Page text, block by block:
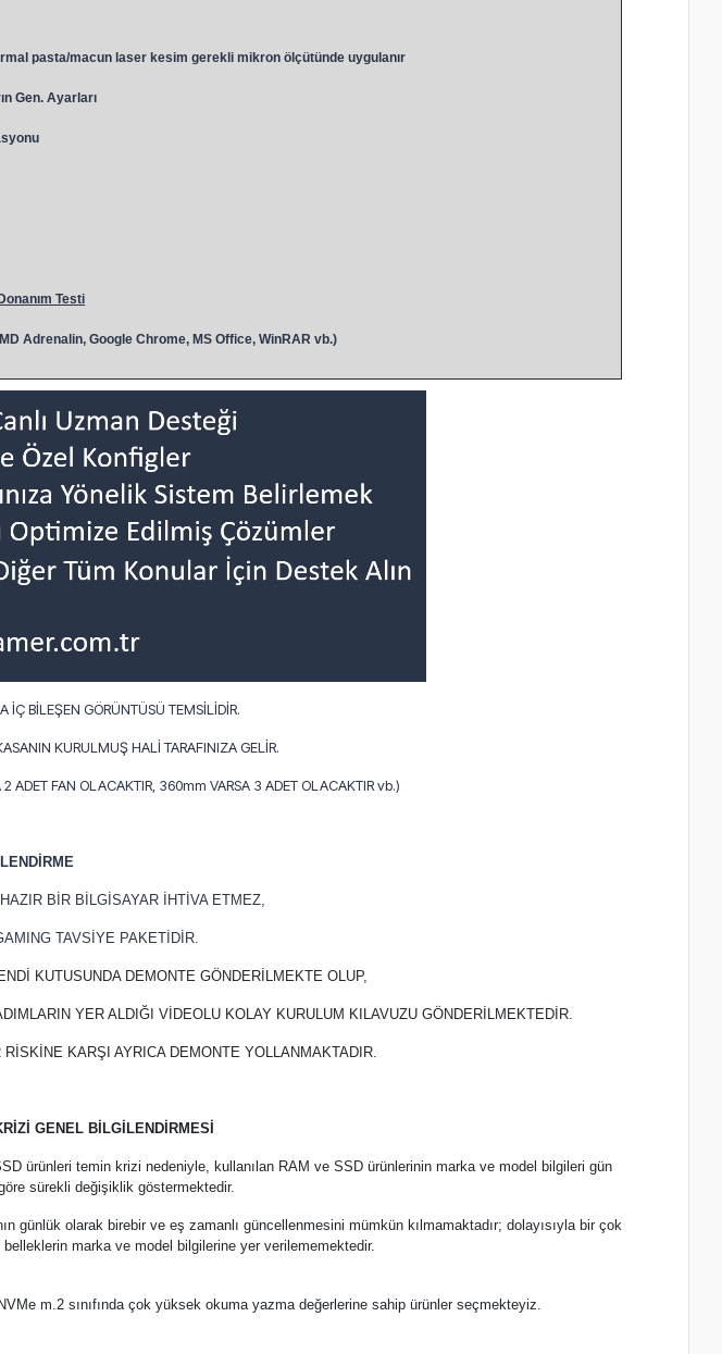
pasta/macun laser kesim gerekli mikron ölçütünde uygulanır
Gen. Ayarları
Testi
Adrenalin, Google Chrome, MS Office, WinRAR vb.)
İÇ BİLEŞEN GÖRÜNTÜSÜ TEMSİLİDİR.
KURULMUŞ HALİ TARAFINIZA GELİR.
ADET FAN OLACAKTIR, 360mm VARSA 3 ADET OLACAKTIR vb.)
BİR BİLGİSAYAR İHTİVA ETMEZ,
TAVSİYE PAKETİDİR.
KUTUSUNDA DEMONTE GÖNDERİLMEKTE OLUP,
YER ALDIĞI VİDEOLU KOLAY KURULUM KILAVUZU GÖNDERİLMEKTEDİR.
KARŞI AYRICA DEMONTE YOLLANMAKTADIR.
GENEL BİLGİLENDİRMESİ
ürünleri temin krizi nedeniyle, kullanılan RAM ve SSD ürünlerinin marka ve model bilgileri gün
sürekli değişiklik göstermektedir.
olarak birebir ve eş zamanlı güncellenmesini mümkün kılmamaktadır; dolayısıyla bir çok
marka ve model bilgilerine yer verilememektedir.
m.2 sınıfında çok yüksek okuma yazma değerlerine sahip ürünler seçmekteyiz.